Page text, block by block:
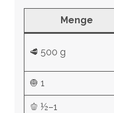
Menge
🥩 500 g
🧅 1
🫑 ½–1